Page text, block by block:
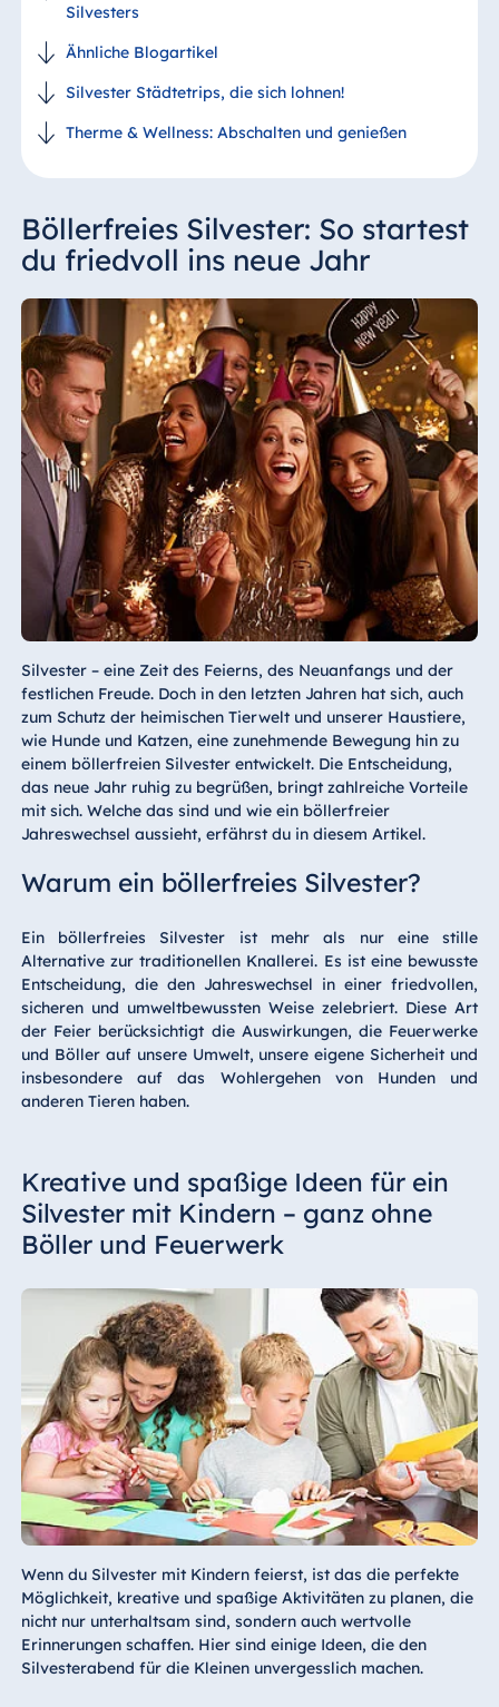
Silvesters
Ähnliche Blogartikel
Silvester Städtetrips, die sich lohnen!
Therme & Wellness: Abschalten und genießen
Böllerfreies Silvester: So startest
du friedvoll ins neue Jahr
Silvester – eine Zeit des Feierns, des Neuanfangs und der
festlichen Freude. Doch in den letzten Jahren hat sich, auch
zum Schutz der heimischen Tierwelt und unserer Haustiere,
wie Hunde und Katzen, eine zunehmende Bewegung hin zu
einem böllerfreien Silvester entwickelt. Die Entscheidung,
das neue Jahr ruhig zu begrüßen, bringt zahlreiche Vorteile
mit sich. Welche das sind und wie ein böllerfreier
Jahreswechsel aussieht, erfährst du in diesem Artikel.
Warum ein böllerfreies Silvester?
Ein böllerfreies Silvester ist mehr als nur eine stille
Alternative zur traditionellen Knallerei. Es ist eine bewusste
Entscheidung, die den Jahreswechsel in einer friedvollen,
sicheren und umweltbewussten Weise zelebriert. Diese Art
der Feier berücksichtigt die Auswirkungen, die Feuerwerke
und Böller auf unsere Umwelt, unsere eigene Sicherheit und
insbesondere auf das Wohlergehen von Hunden und
anderen Tieren haben.
Kreative und spaßige Ideen für ein
Silvester mit Kindern – ganz ohne
Böller und Feuerwerk
Wenn du Silvester mit Kindern feierst, ist das die perfekte
Möglichkeit, kreative und spaßige Aktivitäten zu planen, die
nicht nur unterhaltsam sind, sondern auch wertvolle
Erinnerungen schaffen. Hier sind einige Ideen, die den
Silvesterabend für die Kleinen unvergesslich machen.